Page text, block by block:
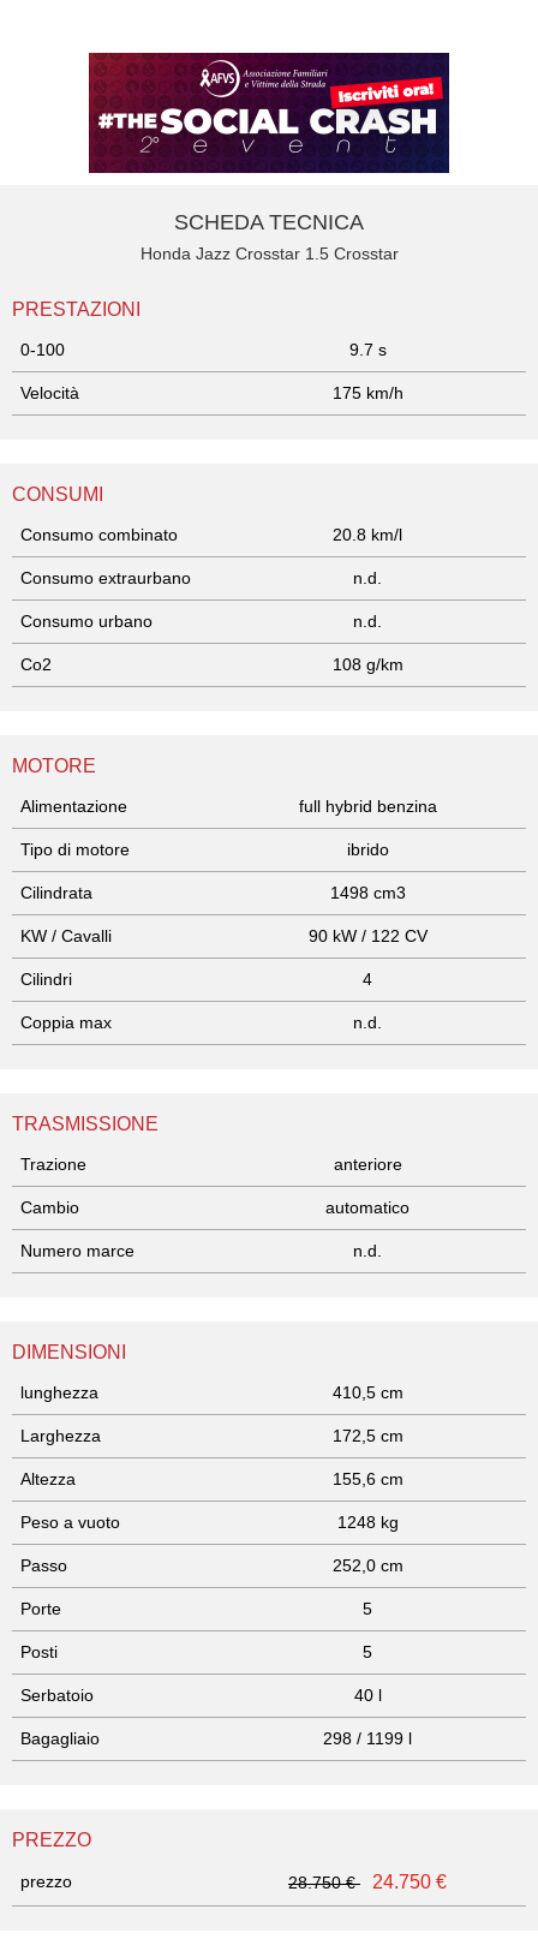
SCHEDA TECNICA
Honda Jazz Crosstar 1.5 Crosstar
PRESTAZIONI
0-100 9.7 s
Velocità 175 km/h
CONSUMI
Consumo combinato 20.8 km/l
Consumo extraurbano n.d.
Consumo urbano n.d.
Co2 108 g/km
MOTORE
Alimentazione full hybrid benzina
Tipo di motore ibrido
Cilindrata 1498 cm3
KW / Cavalli 90 kW / 122 CV
Cilindri 4
Coppia max n.d.
TRASMISSIONE
Trazione anteriore
Cambio automatico
Numero marce n.d.
DIMENSIONI
lunghezza 410,5 cm
Larghezza 172,5 cm
Altezza 155,6 cm
Peso a vuoto 1248 kg
Passo 252,0 cm
Porte 5
Posti 5
Serbatoio 40 l
Bagagliaio 298 / 1199 l
PREZZO
prezzo 28.750 € 24.750 €